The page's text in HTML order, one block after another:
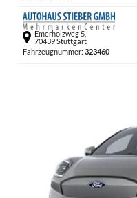
Emerholzweg 5,
70439 Stuttgart
Fahrzeugnummer: 323460